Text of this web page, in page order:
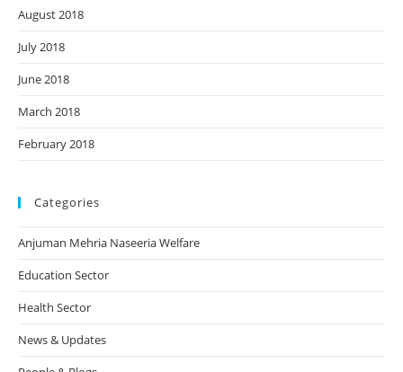
August 2018
July 2018
June 2018
March 2018
February 2018
Categories
Anjuman Mehria Naseeria Welfare
Education Sector
Health Sector
News & Updates